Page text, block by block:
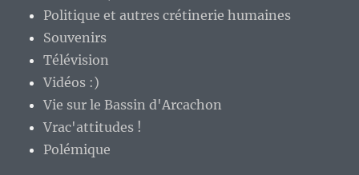
Politique et autres crétinerie humaines
Souvenirs
Télévision
Vidéos :)
Vie sur le Bassin d'Arcachon
Vrac'attitudes !
Polémique